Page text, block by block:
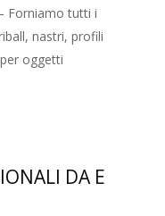
Forniamo tutti i
nastri, profili
oggetti
DA E